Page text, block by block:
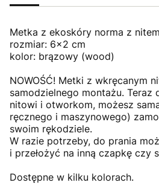
Metka z ekoskóry norma z
rozmiar: 6x2 cm
kolor: brązowy (wood)
NOWOŚĆ! Metki z wkręcanym
samodzielnego montażu. Teraz
nitowi i otworkom, możesz
ręcznego i maszynowego)
swoim rękodziele.
W razie potrzeby, do prania
i przełożyć na inną czapkę czy
Dostępne w kilku kolorach.